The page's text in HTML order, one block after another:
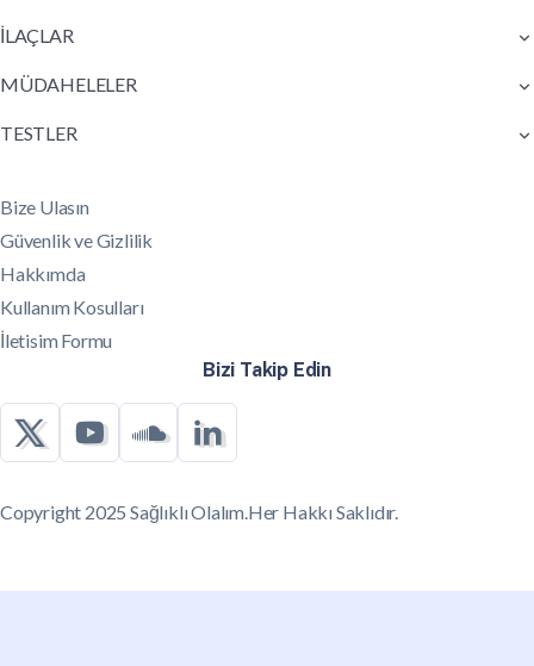
İLAÇLAR
MÜDAHELELER
TESTLER
Bize Ulasın
Güvenlik ve Gizlilik
Hakkımda
Kullanım Kosulları
İletisim Formu
Bizi Takip Edin
Copyright 2025 Sağlıklı Olalım.Her Hakkı Saklıdır.